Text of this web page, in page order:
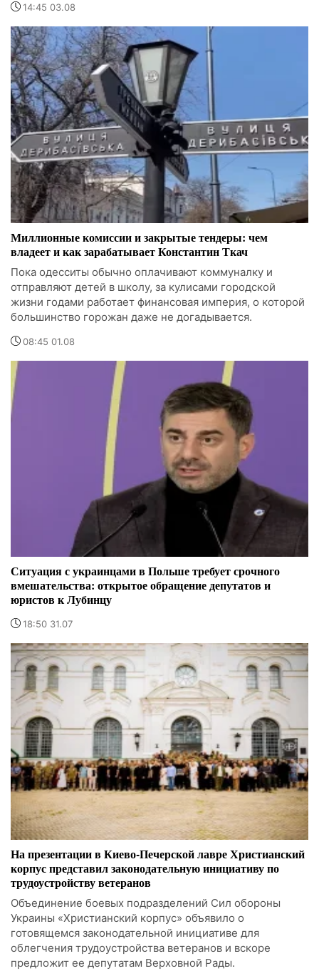
14:45 03.08
Миллионные комиссии и закрытые тендеры: чем
владеет и как зарабатывает Константин Ткач
Пока одесситы обычно оплачивают коммуналку и
отправляют детей в школу, за кулисами городской
жизни годами работает финансовая империя, о которой
большинство горожан даже не догадывается.
08:45 01.08
Ситуация с украинцами в Польше требует срочного
вмешательства: открытое обращение депутатов и
юристов к Лубинцу
18:50 31.07
На презентации в Киево-Печерской лавре Христианский
корпус представил законодательную инициативу по
трудоустройству ветеранов
Объединение боевых подразделений Сил обороны
Украины «Христианский корпус» объявило о
готовящемся законодательной инициативе для
облегчения трудоустройства ветеранов и вскоре
предложит ее депутатам Верховной Рады.